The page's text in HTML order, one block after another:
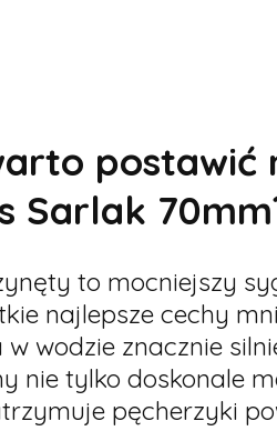
postawić
Sarlak
to mocniejszy
najlepsze cechy
w wodzie znacznie
nie tylko doskonale
pęcherzyki